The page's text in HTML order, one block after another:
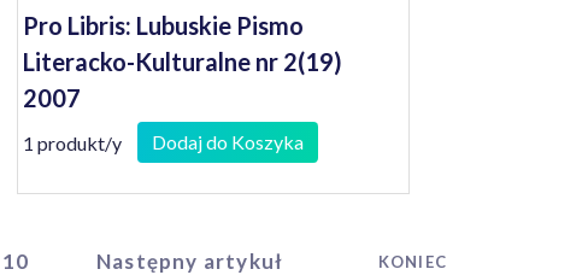
Pro Libris: Lubuskie Pismo
Literacko-Kulturalne nr 2(19)
2007
1 produkt/y Dodaj do Koszyka
10 Następny artykuł KONIEC